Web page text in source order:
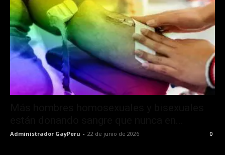
Administrador GayPeru - 22 de junio de 2026 0